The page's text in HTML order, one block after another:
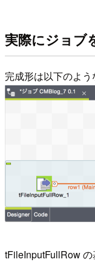
実際にジョブ
完成形は以下のよう
tFileInputFullRow